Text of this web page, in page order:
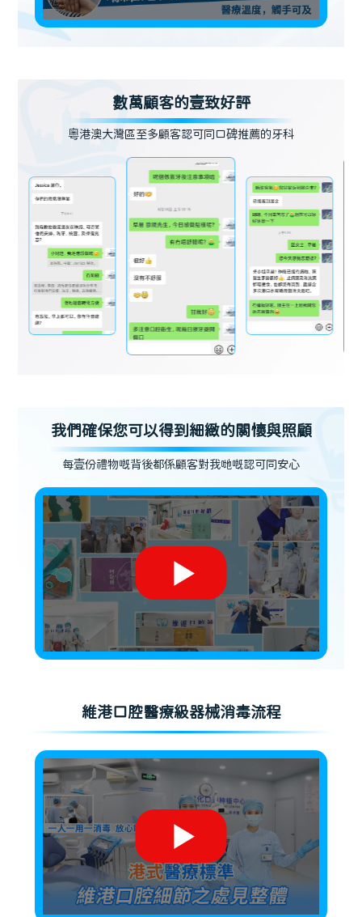
數萬顧客的壹致好評
粵港澳大灣區至多顧客認可同口碑推薦的牙科
我們確保您可以得到細緻的關懷與照顧
每壹份禮物嘅背後都係顧客對我哋嘅認可同安心
維港口腔醫療級器械消毒流程